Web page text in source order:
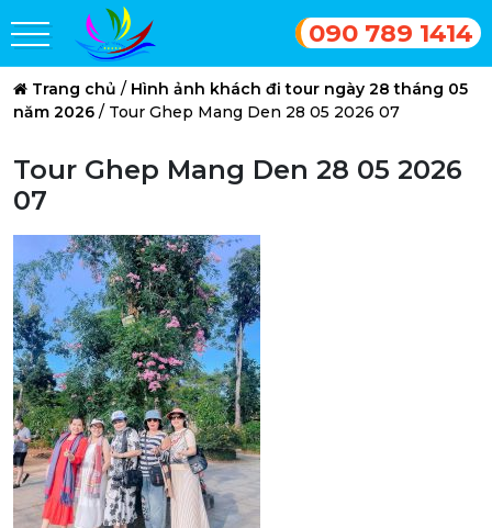
090 789 1414
Trang chủ / Hình ảnh khách đi tour ngày 28 tháng 05
năm 2026 / Tour Ghep Mang Den 28 05 2026 07
Tour Ghep Mang Den 28 05 2026
07